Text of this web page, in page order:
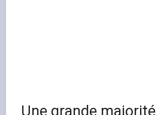
Une grande